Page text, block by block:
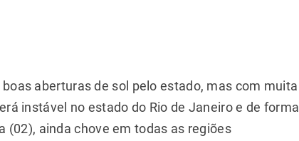
aberturas de sol pelo estado, mas com muita
instável no estado do Rio de Janeiro e de forma
(02), ainda chove em todas as regiões